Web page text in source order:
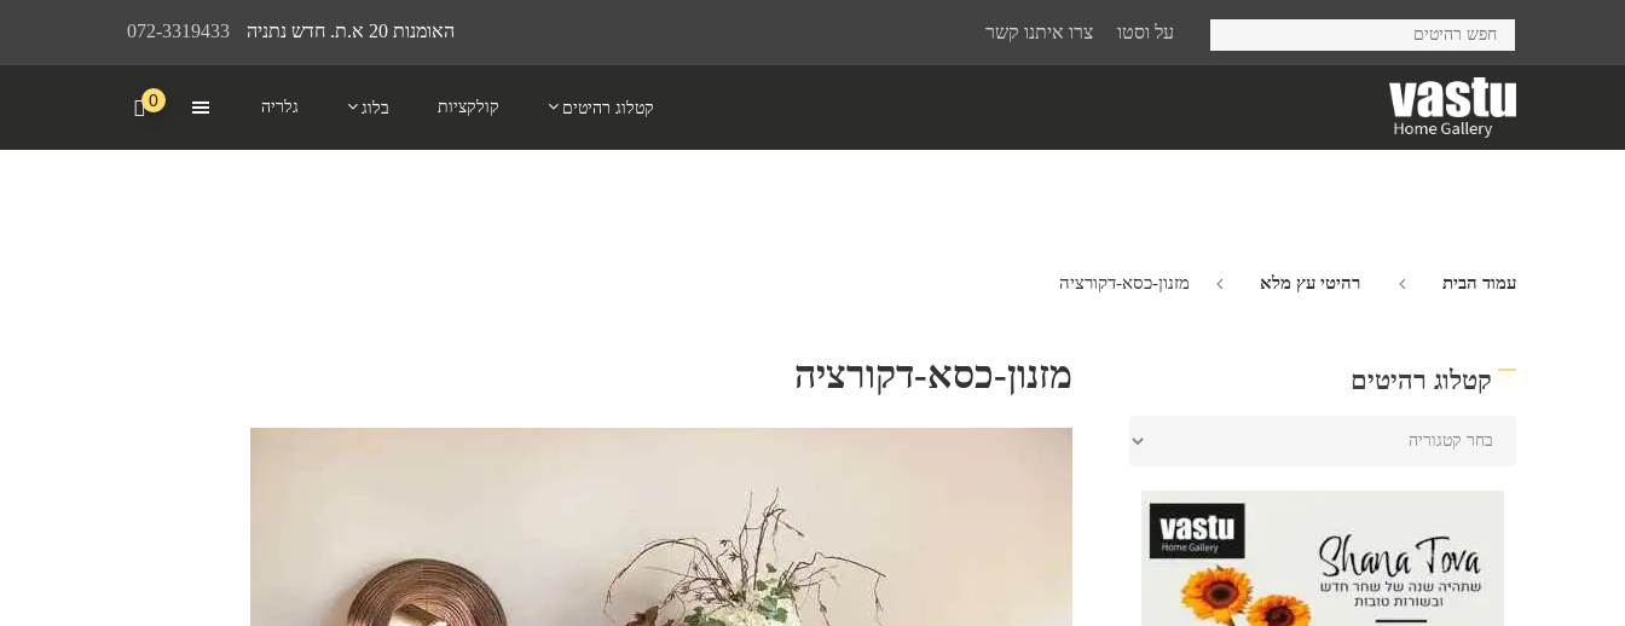
072-3319433 האומנות 20 א.ת. חדש נתניה על וסטו צרו איתנו קשר
קטלוג רהיטים קולקציות בלוג גלריה 0
עמוד הבית רהיטי עץ מלא מזנון-כסא-דקורציה
מזנון-כסא-דקורציה קטלוג רהיטים